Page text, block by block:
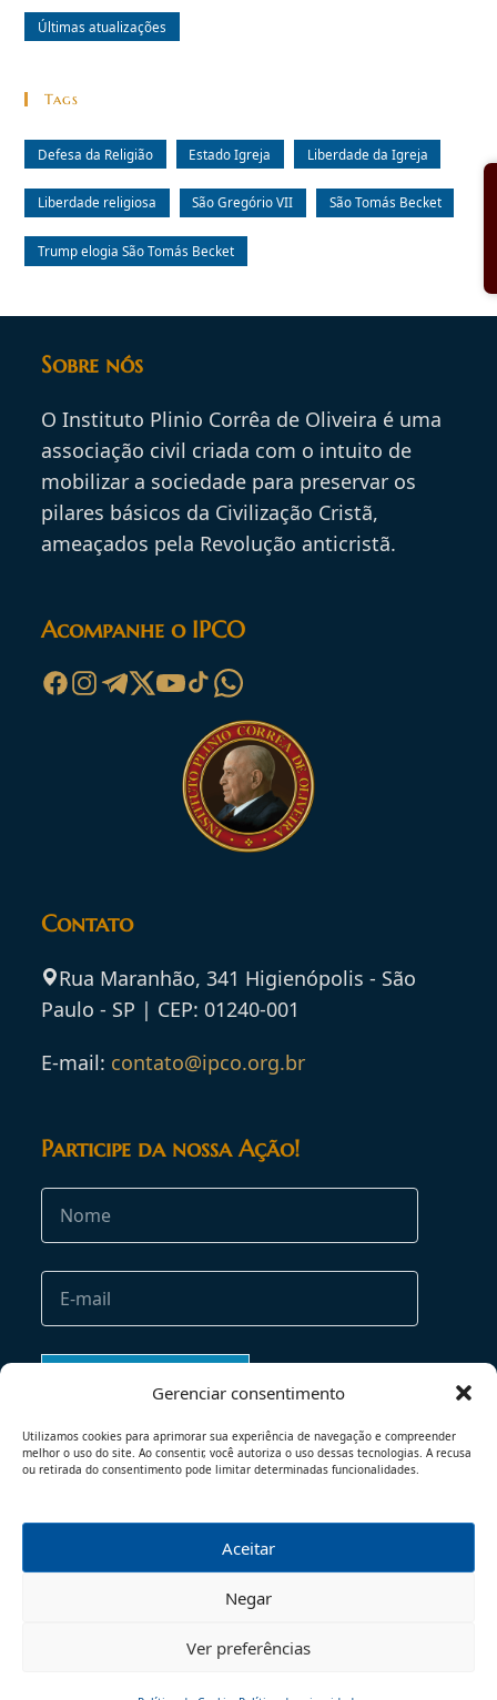
Gerenciar consentimento
Utilizamos cookies para aprimorar sua experiência de navegação e compreender
melhor o uso do site. Ao consentir, você autoriza o uso dessas tecnologias. A recusa
ou retirada do consentimento pode limitar determinadas funcionalidades.
Aceitar
Negar
Ver preferências
Últimas atualizações
Tags
Defesa da Religião Estado Igreja Liberdade da Igreja
Liberdade religiosa São Gregório VII São Tomás Becket
Trump elogia São Tomás Becket
Sobre nós
O Instituto Plinio Corrêa de Oliveira é uma
associação civil criada com o intuito de
mobilizar a sociedade para preservar os
pilares básicos da Civilização Cristã,
ameaçados pela Revolução anticristã.
Acompanhe o IPCO
Contato
Rua Maranhão, 341 Higienópolis - São
Paulo - SP | CEP: 01240-001
E-mail: contato@ipco.org.br
Participe da nossa Ação!
POLÍTICA DE PRIVACIDADE
© 2026 - TODOS OS DIREITOS RESERVADOS